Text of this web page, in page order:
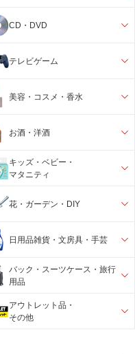
CD・DVD
テレビゲーム
美容・コスメ・香水
お酒・洋酒
キッズ・ベビー・
マタニティ
花・ガーデン・DIY
日用品雑貨・文房具・手芸
バック・スーツケース・旅行
用品
アウトレット品・
その他